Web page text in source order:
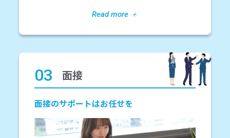
03 面接
面接のサポートはお任せを